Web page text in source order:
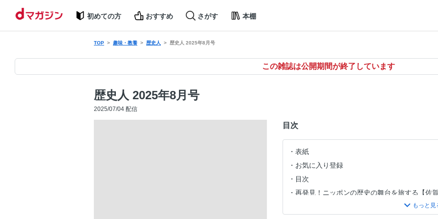
初めての方 おすすめ さがす 本棚
TOP 趣味・教養 歴史人 歴史人 2025年8月号
この雑誌は公開期間が終了しています
歴史人 2025年8月号
2025/07/04 配信
目次
表紙
お気に入り登録
目次
再発見！ニッポンの歴史の舞台を旅する【佐賀
【歴史の最前線特報】新たな古墳の発見で「
跡で大発見！ 全長約200mの大型前方後円墳